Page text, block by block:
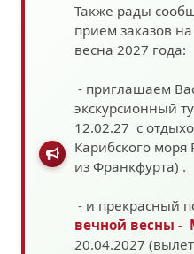
Также рады
прием заказов
весна 2027 года:
- приглашаем
экскурсионный
12.02.27 с
Карибского моря
из Франкфурта) .
- и прекрасный
вечной весны -
20.04.2027